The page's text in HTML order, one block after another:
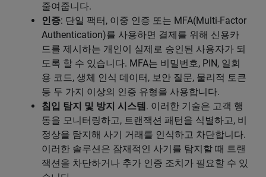
줄여줍니다.
인증: 단일 팩터, 이중 인증 또는 MFA(Multi-Factor
Authentication)를 사용하면 결제를 위해 신용카
드를 제시하는 개인이 실제로 승인된 사용자가 되
도록 할 수 있습니다. MFA는 비밀번호, PIN, 일회
용 코드, 생체 인식 데이터, 보안 질문, 물리적 토큰
등 두 가지 이상의 인증 유형을 사용합니다.
침입 탐지 및 방지 시스템 . 이러한 기술은 고객 행
동을 모니터링하고, 트랜잭션 패턴을 식별하고, 비
정상을 탐지해 사기 거래를 인식하고 차단합니다.
이러한 솔루션은 잠재적인 사기를 탐지할 때 트랜
잭션을 차단하거나 추가 인증 조치가 필요할 수 있